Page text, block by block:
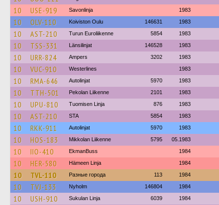
10 USE-919 Savonlinja 1983
10 OLV-110 Koiviston Oulu 146631 1983
10 AST-210 Turun Euroliikenne 5854 1983
10 TSS-331 Länsilinjat 146528 1983
10 URR-824 Ampers 3202 1983
10 VUC-910 Westerlines 1983
10 RMA-646 Autolinjat 5970 1983
10 TTH-501 Pekolan Liikenne 2101 1983
10 UPU-810 Tuomisen Linja 876 1983
10 AST-210 STA 5854 1983
10 RKK-911 Autolinjat 5970 1983
10 HOS-183 Mikkolan Liikenne 5795 05.1983
10 IIO-410 EkmanBuss 1984
10 HER-580 Hämeen Linja 1984
10 TVL-110 Разные города 113 1984
10 TVJ-133 Nyholm 146804 1984
10 USH-910 Sukulan Linja 6039 1984